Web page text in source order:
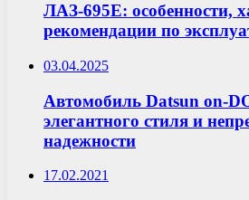
ЛАЗ-695E: особенности,
рекомендации по
03.04.2025
Автомобиль Datsun on-
элегантного стиля и
надежности
17.02.2021